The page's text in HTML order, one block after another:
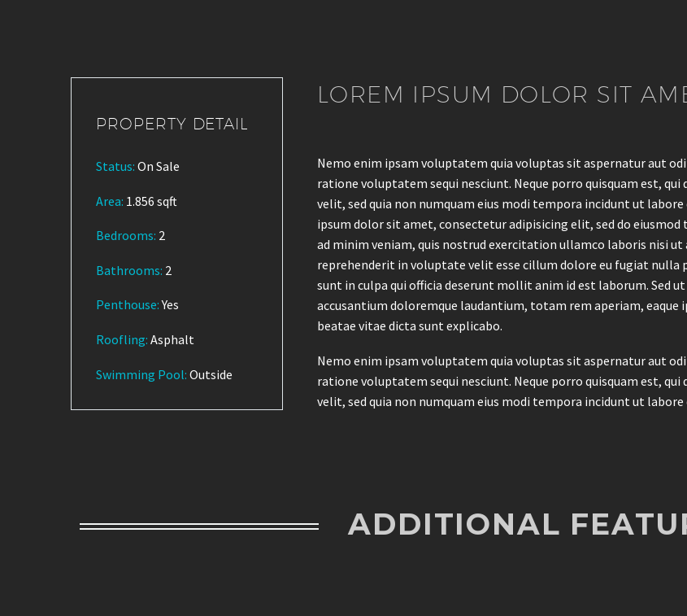
PROPERTY DETAIL
Status: On Sale
Area: 1.856 sqft
Bedrooms: 2
Bathrooms: 2
Penthouse:Yes
Roofling: Asphalt
Swimming Pool: Outside
LOREM IPSUM DOLOR SIT
Nemo enim ipsam voluptatem quia voluptas sit aspernatur aut
ratione voluptatem sequi nesciunt. Neque porro quisquam est,
velit, sed quia non numquam eius modi tempora incidunt ut
ipsum dolor sit amet, consectetur adipisicing elit, sed do
ad minim veniam, quis nostrud exercitation ullamco laboris nisi ut
reprehenderit in voluptate velit esse cillum dolore eu fugiat
sunt in culpa qui officia deserunt mollit anim id est laborum. Sed
accusantium doloremque laudantium, totam rem aperiam,
beatae vitae dicta sunt explicabo.
Nemo enim ipsam voluptatem quia voluptas sit aspernatur aut
ratione voluptatem sequi nesciunt. Neque porro quisquam est,
velit, sed quia non numquam eius modi tempora incidunt ut
ADDITIONAL